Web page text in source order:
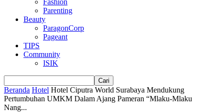
Fashion
Parenting
Beauty
ParagonCorp
Pageant
TIPS
Community
ISIK
Beranda Hotel Hotel Ciputra World Surabaya Mendukung
Pertumbuhan UMKM Dalam Ajang Pameran “Mlaku-Mlaku
Nang...